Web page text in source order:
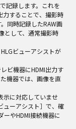
記録します。これを
力することで、撮影時
同時記録したRAW画
として、通常撮影時
ビューアシストが
ビ機器にHDMI出力す
機器では、画像を直
示に対応していませ
ューアシスト］で、確
やHDMI接続機器に